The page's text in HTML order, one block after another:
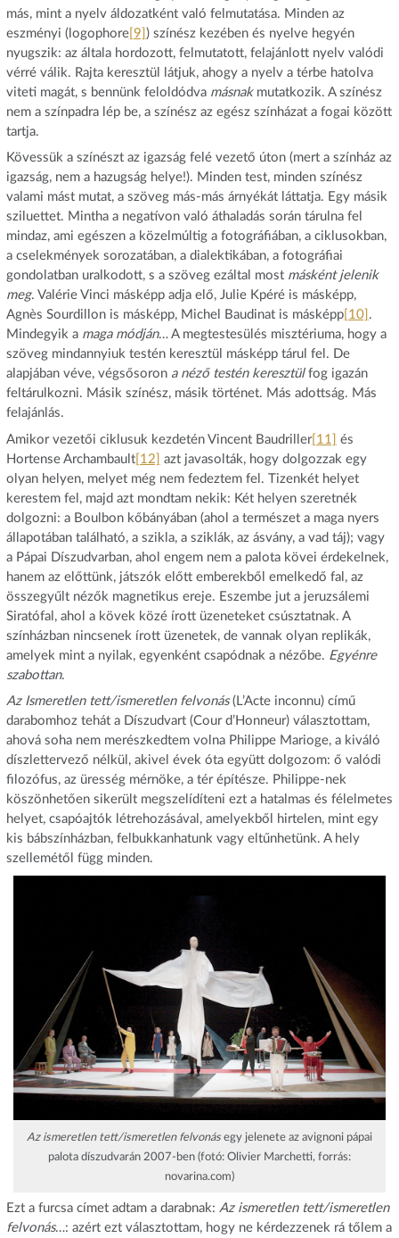
más, mint a nyelv áldozatként való felmutatása. Minden az
eszményi (logophore[9] ) színész kezében és nyelve hegyén
nyugszik: az általa hordozott, felmutatott, felajánlott nyelv valódi
vérré válik. Rajta keresztül látjuk, ahogy a nyelv a térbe hatolva
viteti magát, s bennünk feloldódva másnakmutatkozik. A színész
nem a színpadra lép be, a színész az egész színházat a fogai között
tartja.
Kövessük a színészt az igazság felé vezető úton (mert a színház az
igazság, nem a hazugság helye!). Minden test, minden színész
valami mást mutat, a szöveg más-más árnyékát láttatja. Egy másik
sziluettet. Mintha a negatívon való áthaladás során tárulna fel
mindaz, ami egészen a közelmúltig a fotográfiában, a ciklusokban,
a cselekmények sorozatában, a dialektikában, a fotográfiai
gondolatban uralkodott, s a szöveg ezáltal most másként jelenik
meg. Valérie Vinci másképp adja elő, Julie Kpéré is másképp,
Agnès Sourdillon is másképp, Michel Baudinat is másképp[10] .
Mindegyik a maga módján… A megtestesülés misztériuma, hogy a
szöveg mindannyiuk testén keresztül másképp tárul fel. De
alapjában véve, végsősoron a néző testén keresztül fog igazán
feltárulkozni. Másik színész, másik történet. Más adottság. Más
felajánlás.
Amikor vezetői ciklusuk kezdetén Vincent Baudriller[11]
és
Hortense Archambault[12]
azt javasolták, hogy dolgozzak egy
olyan helyen, melyet még nem fedeztem fel. Tizenkét helyet
kerestem fel, majd azt mondtam nekik: Két helyen szeretnék
dolgozni: a Boulbon kőbányában (ahol a természet a maga nyers
állapotában található, a szikla, a sziklák, az ásvány, a vad táj); vagy
a Pápai Díszudvarban, ahol engem nem a palota kövei érdekelnek,
hanem az előttünk, játszók előtt emberekből emelkedő fal, az
összegyűlt nézők magnetikus ereje. Eszembe jut a jeruzsálemi
Siratófal, ahol a kövek közé írott üzeneteket csúsztatnak. A
színházban nincsenek írott üzenetek, de vannak olyan replikák,
amelyek mint a nyilak, egyenként csapódnak a nézőbe. Egyénre
szabottan.
Az Ismeretlen tett/ismeretlen felvonás(L’Acte inconnu) című
darabomhoz tehát a Díszudvart (Cour d’Honneur) választottam,
ahová soha nem merészkedtem volna Philippe Marioge, a kiváló
díszlettervező nélkül, akivel évek óta együtt dolgozom: ő valódi
filozófus, az üresség mérnöke, a tér építésze. Philippe-nek
köszönhetően sikerült megszelídíteni ezt a hatalmas és félelmetes
helyet, csapóajtók létrehozásával, amelyekből hirtelen, mint egy
kis bábszínházban, felbukkanhatunk vagy eltűnhetünk. A hely
szellemétől függ minden.
Az ismeretlen tett/ismeretlen felvonásegy jelenete az avignoni pápai
palota díszudvarán 2007-ben (fotó: Olivier Marchetti, forrás:
novarina.com)
Ezt a furcsa címet adtam a darabnak: Az ismeretlen tett/ismeretlen
felvonás…: azért ezt választottam, hogy ne kérdezzenek rá tőlem a